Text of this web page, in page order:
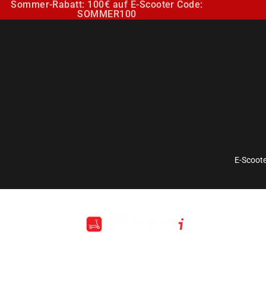
Sommer-Rabatt: 100€ auf E-Scooter Code:
SOMMER100
E-